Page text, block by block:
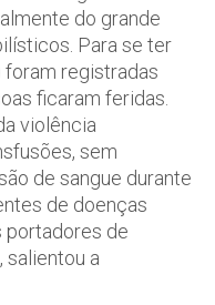
do grande
Para se ter
foram registradas
ficaram feridas.
violência
sem
de sangue durante
de doenças
portadores de
salientou a